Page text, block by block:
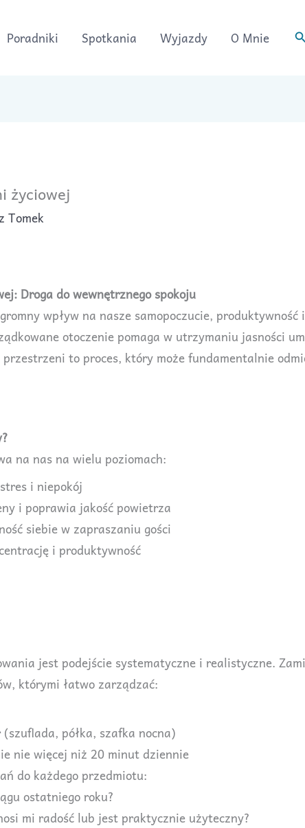
Poradniki Spotkania Wyjazdy O Mnie
życiowej
Tomek
Droga do wewnętrznego spokoju
wpływ na nasze samopoczucie,
otoczenie pomaga w utrzymaniu jasności
to proces, który może fundamentalnie
na nas na wielu poziomach:
i niepokój
i poprawia jakość powietrza
siebie w zapraszaniu gości
i produktywność
jest podejście systematyczne i realistyczne.
którymi łatwo zarządzać:
półka, szafka nocna)
nie więcej niż 20 minut dziennie
do każdego przedmiotu:
ostatniego roku?
mi radość lub jest praktycznie użyteczny?